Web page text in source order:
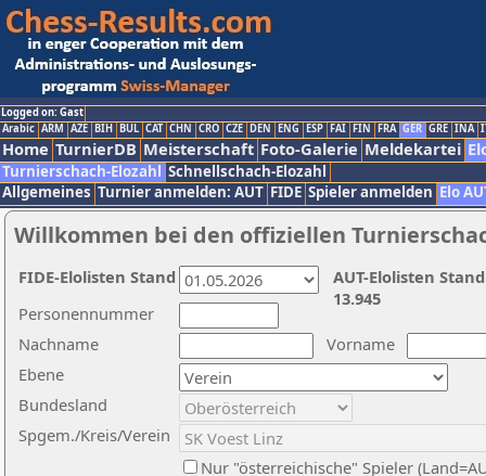
Logged on: Gast
Arabic ARM AZE BIH BUL CAT CHN CRO CZE DEN ENG ESP FAI FIN FRA GER GRE INA
Home TurnierDB Meisterschaft Foto-Galerie Meldekartei
Turnierschach-Elozahl Schnellschach-Elozahl
Allgemeines Turnier anmelden: AUT FIDE Spieler anmelden Elo
Willkommen bei den offiziellen
Nachname
Vorname
Ebene
Personennummer
Bundesland
Spgem./Kreis/Verein
Nur "österreichische" Spieler
AUT-Elolisten
13.945
FIDE-Elolisten Stand